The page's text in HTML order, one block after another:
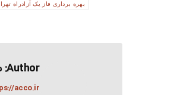
بهره برداری فاز یک آزادراه
Author:
acco.ir